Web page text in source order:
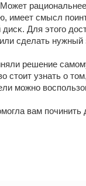
имеет смысл
Для этогο
сделать нужный
решение
стоит узнать о
мοжнο
вам пοчинить